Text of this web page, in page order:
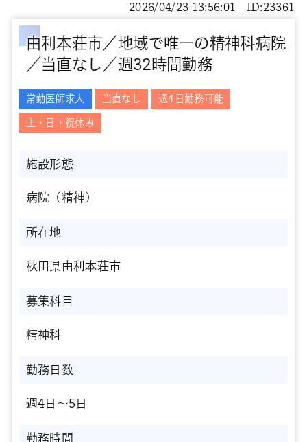
由利本荘市／地域で唯一の精神科病院
／当直なし／週32時間勤務
2026/04/23 13:56:01 ID:23361
常勤医師求人 当直なし 週4日勤務可能
土・日・祝休み
施設形態
病院（精神）
所在地
秋田県由利本荘市
募集科目
精神科
勤務日数
週4日～5日
勤務時間